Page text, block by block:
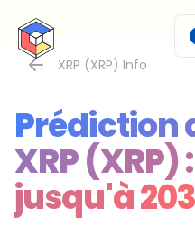
CryptoTicker
XRP (XRP) Info
Prédiction
XRP (XRP)
jusqu'à